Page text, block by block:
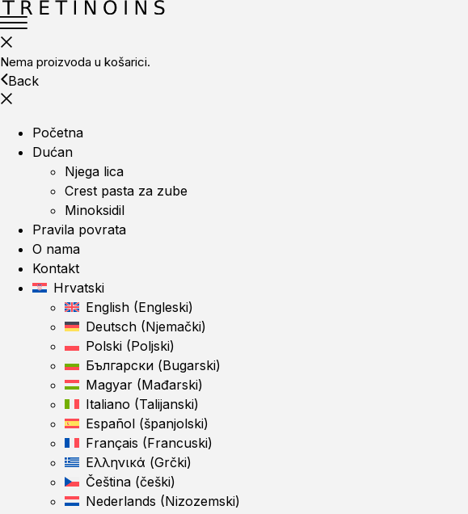
Nema proizvoda u košarici.
Back
Početna
Dućan
Njega lica
Crest pasta za zube
Minoksidil
Pravila povrata
O nama
Kontakt
Hrvatski
English (Engleski)
Deutsch (Njemački)
Polski (Poljski)
Български (Bugarski)
Magyar (Mađarski)
Italiano (Talijanski)
Español (španjolski)
Français (Francuski)
Ελληνικά (Grčki)
Čeština (češki)
Nederlands (Nizozemski)